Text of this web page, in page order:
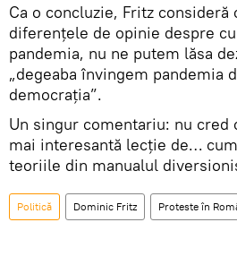
Ca o concluzie, Fritz consideră
diferenţele de opinie despre
pandemia, nu ne putem lăsa
„degeaba învingem pandemia
democraţia”.
Un singur comentariu: nu cred
mai interesantă lecție de…
teoriile din manualul
Politică Dominic Fritz Proteste în